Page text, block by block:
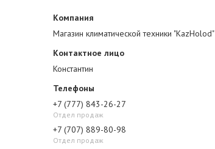
Магазин климатической техники "KazHolod"
Константин
+7 (777) 843-26-27
Отдел продаж
+7 (707) 889-80-98
Отдел продаж